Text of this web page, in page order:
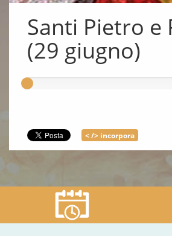
Santi Pietro e
(29 giugno)
< /> incorpora